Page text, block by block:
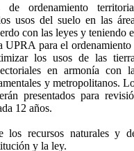
ordenamiento
usos del suelo en las
con las leyes y teniendo
UPRA para el ordenamiento
los usos de las
en armonía con
y metropolitanos.
presentados para
12 años.
los recursos naturales y
y la ley.